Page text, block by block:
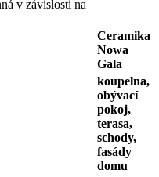
v závislosti na
Ceramika
Nowa
Gala
koupelna,
obývací
pokoj,
terasa,
schody,
fasády
domu